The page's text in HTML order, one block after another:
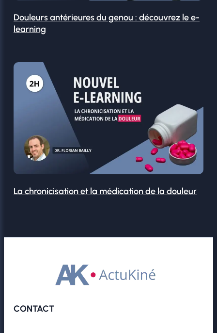
Douleurs antérieures du genou : découvrez le e-
learning
La chronicisation et la médication de la douleur
CONTACT